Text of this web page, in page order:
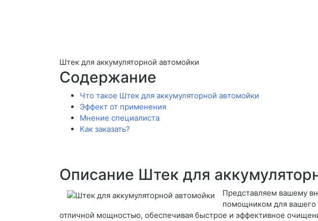
Штек для аккумуляторной автомойки
Содержание
Что такое Штек для аккумуляторной автомойки
Эффект от применения
Мнение специалиста
Как заказать?
Описание Штек для
Представляем вашему
помощником для вашего
отличной мощностью, обеспечивая быстрое и эффективное